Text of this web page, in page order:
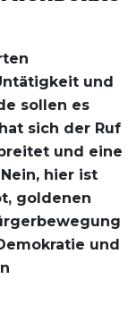
und
sollen es
sich der Ruf
und eine
hier ist
goldenen
und